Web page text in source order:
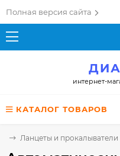
Полная версия сайта
интернет-
КАТАЛОГ ТОВАРОВ
Ланцеты и прокалыватели